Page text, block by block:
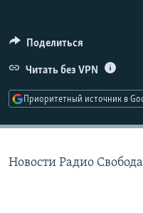
ПОДПИШИТЕСЬ НА
СОЦИАЛЬНЫЕ СЕТИ
Поделиться
Читать без VPN
Приоритетный источник в
Новости Радио